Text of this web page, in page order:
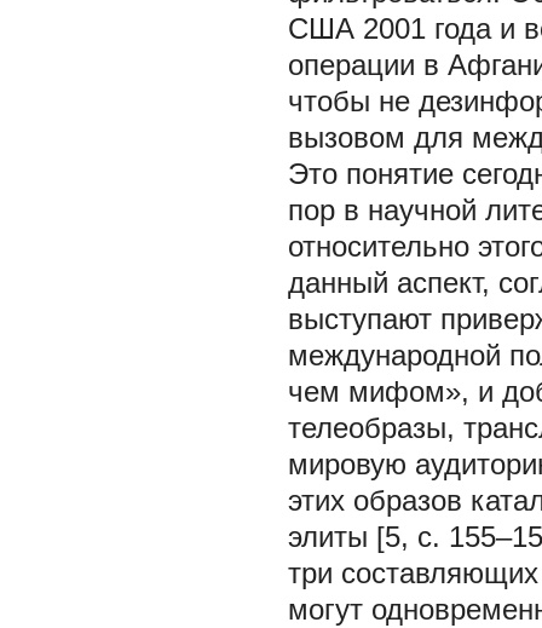
США 2001 года и
операции в
чтобы не
вызовом для
Это понятие
пор в научной
относительно
данный аспект,
выступают
международной
чем мифом», и
телеобразы,
мировую
этих образов
элиты [5, с.
три
могут